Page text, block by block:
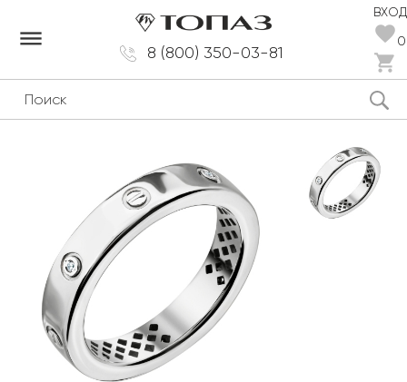
8 (800) 350-03-81
ВХОД
0
dehaze